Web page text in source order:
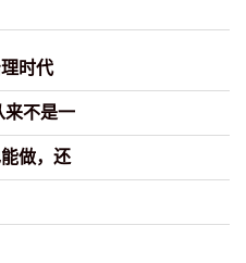
时代
来不是一
做，还